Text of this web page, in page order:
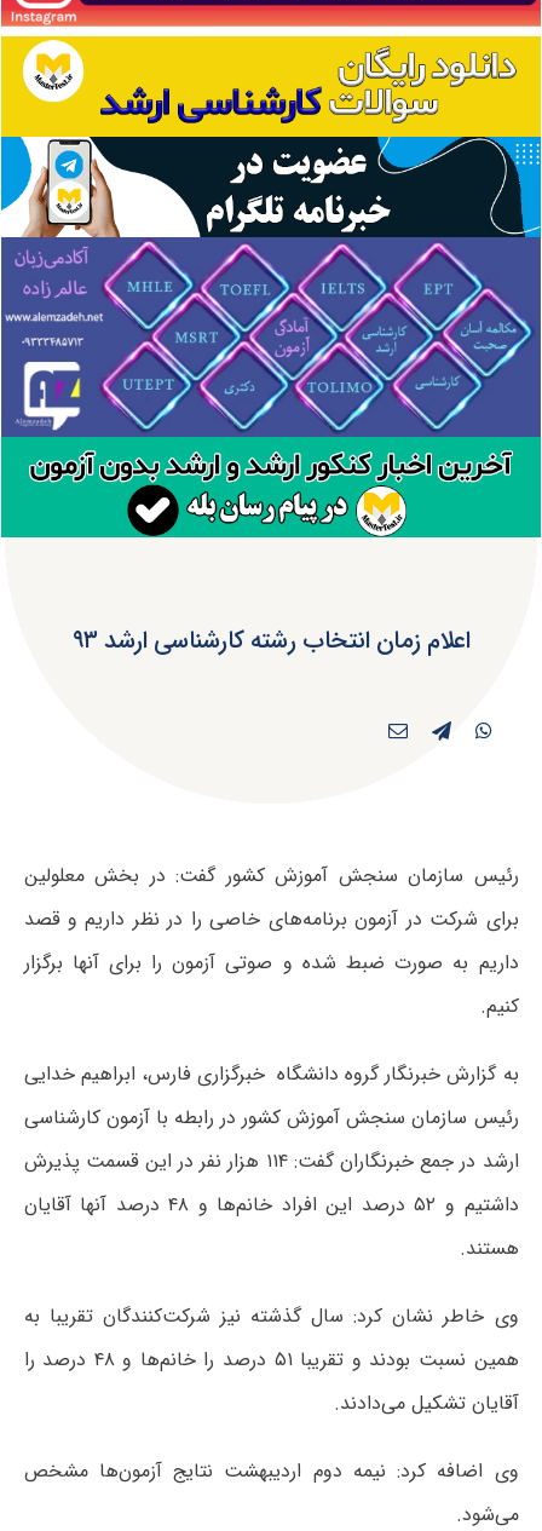
اعلام زمان انتخاب رشته کارشناسی ارشد ۹۳
رئیس سازمان سنجش آموزش کشور گفت: در بخش معلولین
برای شرکت در آزمون برنامه‌های خاصی را در نظر داریم و قصد
داریم به صورت ضبط شده و صوتی آزمون را برای آنها برگزار
کنیم.
به گزارش خبرنگار گروه دانشگاه خبرگزاری فارس، ابراهیم خدایی
رئیس سازمان سنجش آموزش کشور در رابطه با آزمون کارشناسی
ارشد در جمع خبرنگاران گفت: ۱۱۴ هزار نفر در این قسمت پذیرش
داشتیم و ۵۲ درصد این افراد خانم‌ها و ۴۸ درصد آنها آقایان
هستند.
وی خاطر نشان کرد: سال گذشته نیز شرکت‌کنندگان تقریبا به
همین نسبت بودند و تقریبا ۵۱ درصد را خانم‌ها و ۴۸ درصد را
آقایان تشکیل می‌دادند.
وی اضافه کرد: نیمه دوم اردیبهشت نتایج آزمون‌ها مشخص
می‌شود.